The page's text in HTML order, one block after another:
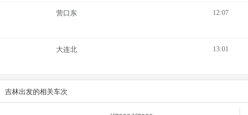
营口东 12:07
大连北 13:01
吉林出发的相关车次